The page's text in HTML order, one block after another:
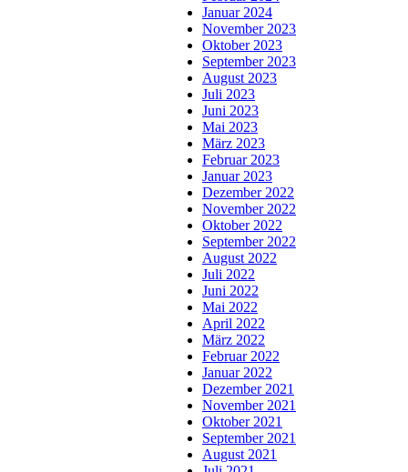
Januar 2024
November 2023
Oktober 2023
September 2023
August 2023
Juli 2023
Juni 2023
Mai 2023
März 2023
Februar 2023
Januar 2023
Dezember 2022
November 2022
Oktober 2022
September 2022
August 2022
Juli 2022
Juni 2022
Mai 2022
April 2022
März 2022
Februar 2022
Januar 2022
Dezember 2021
November 2021
Oktober 2021
September 2021
August 2021